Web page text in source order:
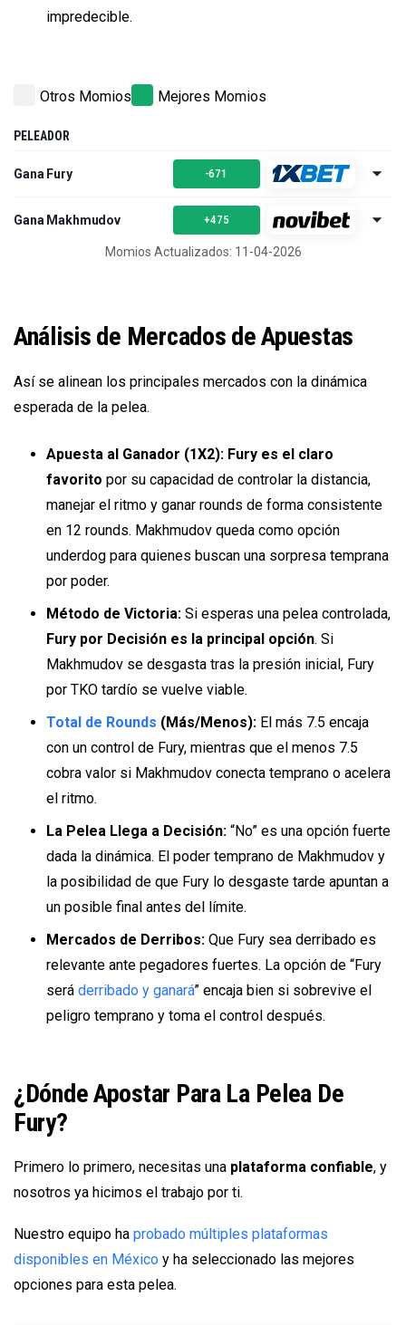
impredecible.
Otros Momios Mejores Momios
PELEADOR
Gana Fury -671
Gana Makhmudov +475
Momios Actualizados: 11-04-2026
Análisis de Mercados de Apuestas
Así se alinean los principales mercados con la dinámica
esperada de la pelea.
Apuesta al Ganador (1X2): Fury es el claro
favorito por su capacidad de controlar la distancia,
manejar el ritmo y ganar rounds de forma consistente
en 12 rounds. Makhmudov queda como opción
underdog para quienes buscan una sorpresa temprana
por poder.
Método de Victoria: Si esperas una pelea controlada,
Fury por Decisión es la principal opción. Si
Makhmudov se desgasta tras la presión inicial, Fury
por TKO tardío se vuelve viable.
Total de Rounds (Más/Menos): El más 7.5 encaja
con un control de Fury, mientras que el menos 7.5
cobra valor si Makhmudov conecta temprano o acelera
el ritmo.
La Pelea Llega a Decisión: “No” es una opción fuerte
dada la dinámica. El poder temprano de Makhmudov y
la posibilidad de que Fury lo desgaste tarde apuntan a
un posible final antes del límite.
Mercados de Derribos: Que Fury sea derribado es
relevante ante pegadores fuertes. La opción de “Fury
será derribado y ganará” encaja bien si sobrevive el
peligro temprano y toma el control después.
¿Dónde Apostar Para La Pelea De
Fury?
Primero lo primero, necesitas una plataforma confiable, y
nosotros ya hicimos el trabajo por ti.
Nuestro equipo ha probado múltiples plataformas
disponibles en México y ha seleccionado las mejores
opciones para esta pelea.